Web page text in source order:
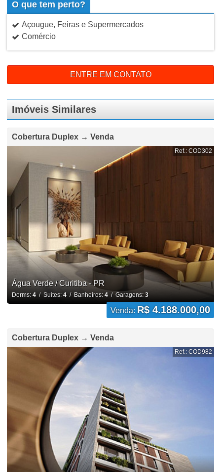
O que tem perto?
Açougue, Feiras e Supermercados
Comércio
ENTRE EM CONTATO
Imóveis Similares
Cobertura Duplex → Venda
Ref.: COD302
Água Verde / Curitiba - PR
Dorms: 4/ Suítes: 4/ Banheiros: 4/ Garagens: 3
Venda: R$ 4.188.000,00
Cobertura Duplex → Venda
Ref.: COD982